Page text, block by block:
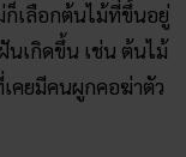
เลือกต้นไม้ที่ขึ้นอยู่
เกิดขึ้น เช่น ต้นไม้
คยมีคนผูกคอฆ่าตัว